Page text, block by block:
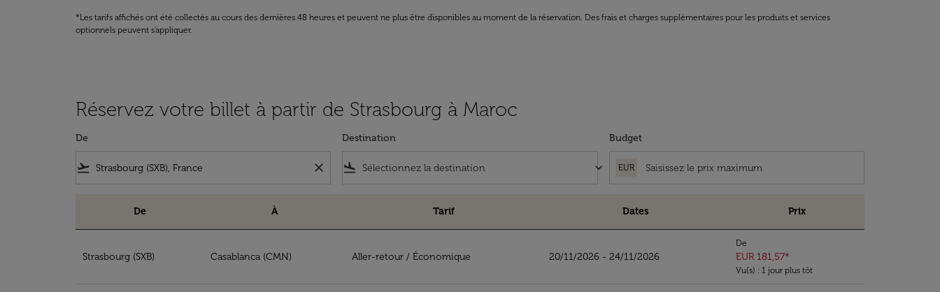
*Les tarifs affichés ont été collectés au cours des dernières 48 heures et peuvent ne plus être disponibles au moment de la réservation. Des frais et charges supplémentaires pour les produits et services
optionnels peuvent s'appliquer.
Réservez votre billet à partir de Strasbourg à Maroc
De
flight_takeoff close
Destination
flight_land keyboard_arrow_down
Budget
EUR
De À Tarif Dates Prix
Strasbourg (SXB) Casablanca (CMN) Aller-retour / Économique 20/11/2026 - 24/11/2026
De
EUR 181,57*
Vu(s) : 1 jour plus tôt